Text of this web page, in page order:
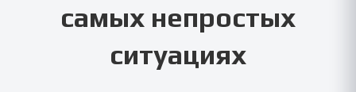
самых непростых
ситуациях